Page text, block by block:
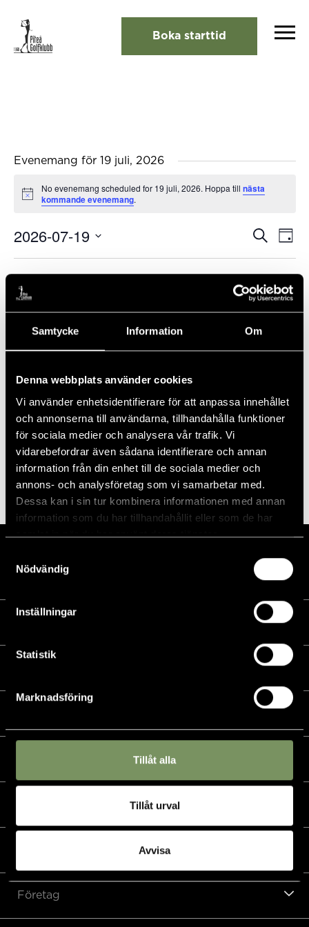
Samtycke Information Om
Denna webbplats använder cookies
Vi använder enhetsidentifierare för att anpassa innehållet
och annonserna till användarna, tillhandahålla funktioner
för sociala medier och analysera vår trafik. Vi
vidarebefordrar även sådana identifierare och annan
information från din enhet till de sociala medier och
annons- och analysföretag som vi samarbetar med.
Dessa kan i sin tur kombinera informationen med annan
information som du har tillhandahållit eller som de har
samlat in när du har använt deras tjänster.
Nödvändig
Inställningar
Statistik
Marknadsföring
Tillåt alla
Tillåt urval
Avvisa
Boka starttid
Evenemang för 19 juli, 2026
Notis
No evenemang scheduled for 19 juli, 2026. Hoppa tillnästa
kommande evenemang.
Search
and
Navigation
Sök
Dag
2026-07-19
datum.
Prenumerera på kalender
Företag